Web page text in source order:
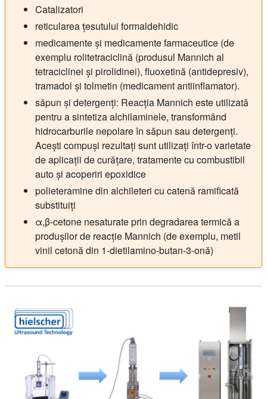
Catalizatori
reticularea țesutului formaldehidic
medicamente și medicamente farmaceutice (de
exemplu rolitetraciclină (produsul Mannich al
tetraciclinei și pirolidinei), fluoxetină (antidepresiv),
tramadol și tolmetin (medicament antiinflamator).
săpun și detergenți: Reacția Mannich este utilizată
pentru a sintetiza alchilaminele, transformând
hidrocarburile nepolare în săpun sau detergenți.
Acești compuși rezultați sunt utilizați într-o varietate
de aplicații de curățare, tratamente cu combustibil
auto și acoperiri epoxidice
polieteramine din alchileteri cu catenă ramificată
substituiți
α,β-cetone nesaturate prin degradarea termică a
produșilor de reacție Mannich (de exemplu, metil
vinil cetonă din 1-dietilamino-butan-3-onă)